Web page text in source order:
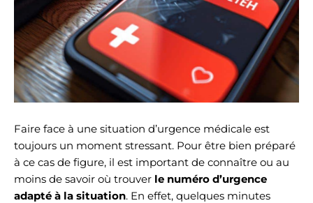
Faire face à une situation d’urgence médicale est
toujours un moment stressant. Pour être bien préparé
à ce cas de figure, il est important de connaître ou au
moins de savoir où trouver le numéro d’urgence
adapté à la situation. En effet, quelques minutes